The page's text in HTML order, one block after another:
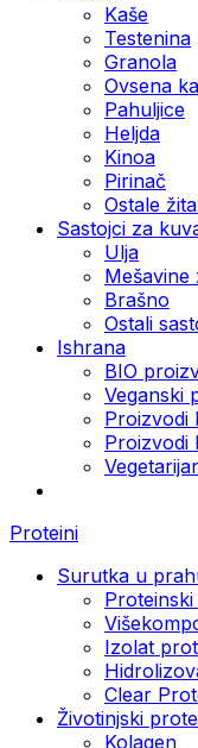
Kaše
Testenina
Granola
Ovsena
Pahuljice
Heljda
Kinoa
Pirinač
Ostale
Sastojci za
Ulja
Mešavine
Brašno
Ostali
Ishrana
BIO
Veganski
Proizvodi
Proizvodi
Proteini
Surutka u
Izolat
Clear
Životinjski
Kolagen